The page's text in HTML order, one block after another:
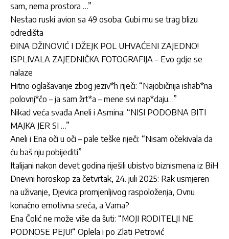
sam, nema prostora …”
Nestao ruski avion sa 49 osoba: Gubi mu se trag blizu
odredišta
ĐINA DŽINOVIĆ I DŽEJK POL UHVAĆENI ZAJEDNO!
ISPLIVALA ZAJEDNIČKA FOTOGRAFIJA – Evo gdje se
nalaze
Hitno oglašavanje zbog jeziv*h riječi: “Najobičnija ishab*na
polovnj*čo – ja sam žrt*a – mene svi nap*daju…”
Nikad veća svađa Aneli i Asmina: “NISI PODOBNA BITI
MAJKA JER SI …”
Aneli i Ena oči u oči – pale teške riječi: “Nisam očekivala da
ću baš nju pobijediti”
Italijani nakon devet godina riješili ubistvo biznismena iz BiH
Dnevni horoskop za četvrtak, 24. juli 2025: Rak usmjeren
na uživanje, Djevica promjenljivog raspoloženja, Ovnu
konačno emotivna sreća, a Vama?
Ena Čolić ne može više da šuti: “MOJI RODITELJI NE
PODNOSE PEJU!“ Oplela i po Zlati Petrović